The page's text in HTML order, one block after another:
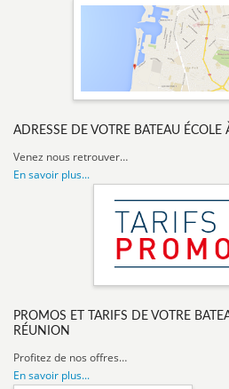
ADRESSE DE VOTRE BATEAU ÉCOLE
Venez nous retrouver…
En savoir plus...
PROMOS ET TARIFS DE VOTRE
RÉUNION
Profitez de nos offres…
En savoir plus...